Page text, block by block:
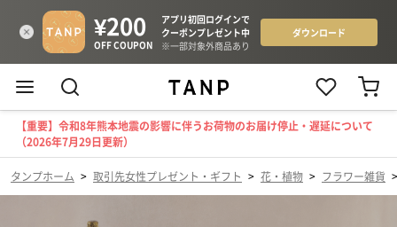
【重要】令和8年熊本地震の影響に伴うお荷物のお届け停止・遅延について
（2026年7月29日更新）
タンプホーム > 取引先女性プレゼント・ギフト > 花・植物 > フラワー雑貨